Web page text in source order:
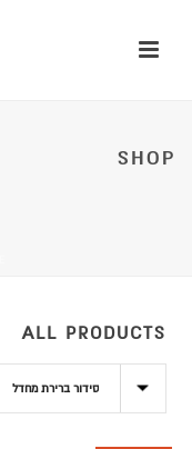
SHOP
ALL PRODUCTS